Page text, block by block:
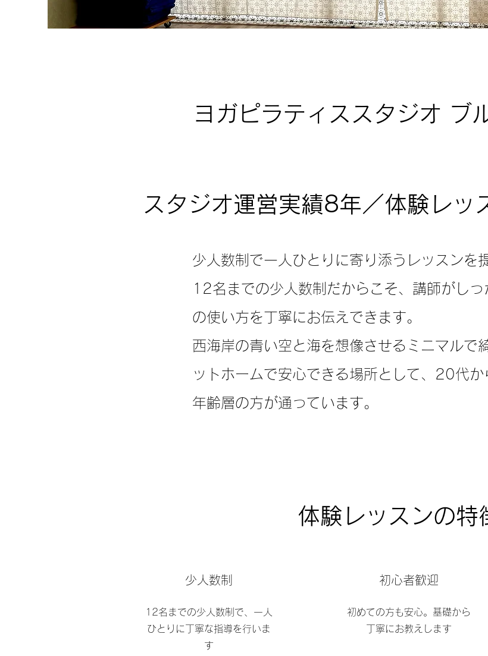
ヨガピラティススタジオ ブ
スタジオ運営実績8年／体験レッ
少人数制で一人ひとりに寄り添うレッスンを
12名までの少人数制だからこそ、講師がし
の使い方を丁寧にお伝えできます。
西海岸の青い空と海を想像させるミニマルで
ットホームで安心できる場所として、20代
年齢層の方が通っています。
体験レッスンの特
​少人数制
12名までの少人数制で、一人
ひとりに丁寧な指導を行いま
す
初心者歓迎
初めての方も安心。基礎から
丁寧にお教えします